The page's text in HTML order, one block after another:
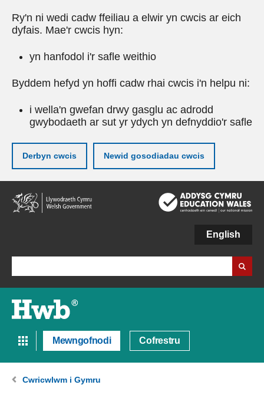
Ry'n ni wedi cadw ffeiliau a elwir yn cwcis ar eich
dyfais. Mae'r cwcis hyn:
yn hanfodol i'r safle weithio
Byddem hefyd yn hoffi cadw rhai cwcis i'n helpu ni:
i wella'n gwefan drwy gasglu ac adrodd
gwybodaeth ar sut yr ydych yn defnyddio'r safle
Derbyn cwcis Newid gosodiadau cwcis
Neidio
i'r
prif
English
Mewngofnodi Cofrestru
Cwricwlwm i Gymru